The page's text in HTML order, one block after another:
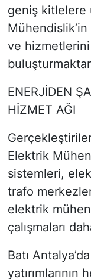
geniş kitlelere
ve hizmetlerini
ENERJİDEN
HİZMET AĞI
Elektrik
sistemleri,
trafo
elektrik
çalışmaları
Batı